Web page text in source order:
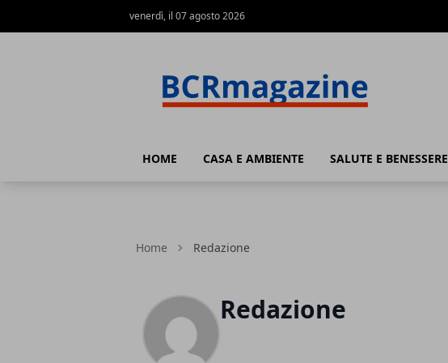
venerdì, il 07 agosto 2026
HOME CASA E AMBIENTE SALUTE E BENESSERE
Home Redazione
Redazione